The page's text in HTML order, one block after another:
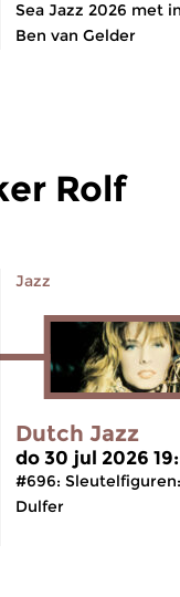
Sea Jazz 2026 met
Ben van Gelder
Rolf
Jazz
Dutch Jazz
do 30 jul 2026
#696:
Dulfer